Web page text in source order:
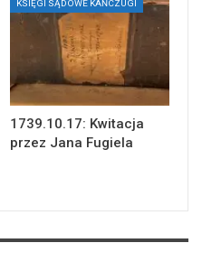
KSIĘGI SĄDOWE KAŃCZUGI
1739.10.17: Kwitacja
przez Jana Fugiela